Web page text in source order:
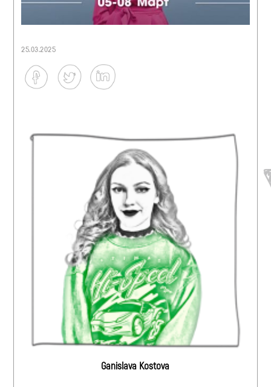
25.03.2025
Ganislava Kostova